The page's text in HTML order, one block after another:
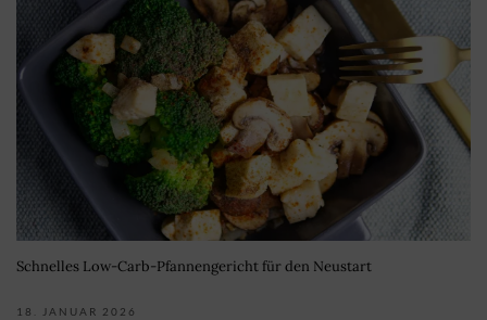
Schnelles Low-Carb-Pfannengericht für den Neustart
18. JANUAR 2026